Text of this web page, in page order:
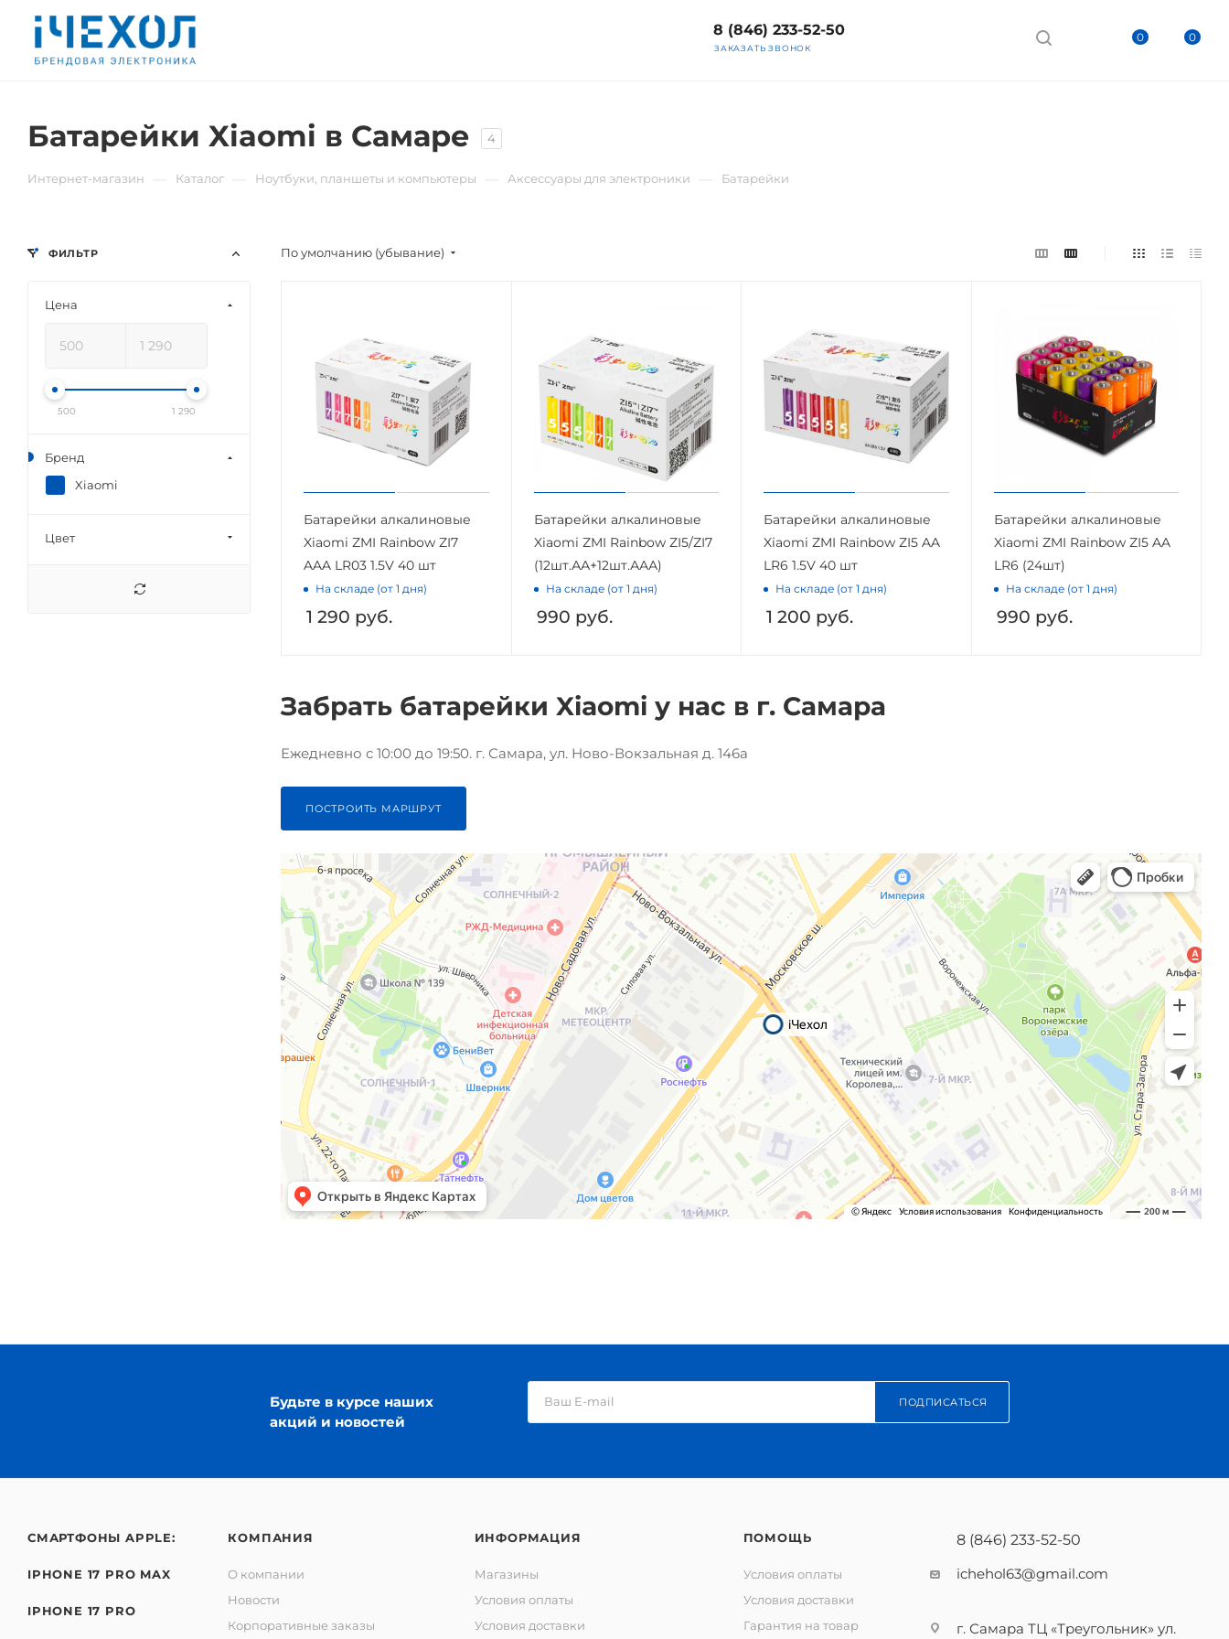
0 0
8 (846) 233-52-50
ЗАКАЗАТЬ ЗВОНОК
Батарейки Xiaomi в Самаре 4
Интернет-магазин Каталог Ноутбуки, планшеты и компьютеры Аксессуары для электроники Батарейки
По умолчанию (убывание)
Батарейки алкалиновые
Xiaomi ZMI Rainbow ZI7
AAA LR03 1.5V 40 шт
На складе (от 1 дня)
1 290 руб.
Батарейки алкалиновые
Xiaomi ZMI Rainbow ZI5/ZI7
(12шт.АА+12шт.ААА)
На складе (от 1 дня)
990 руб.
Батарейки алкалиновые
Xiaomi ZMI Rainbow ZI5 AA
LR6 1.5V 40 шт
На складе (от 1 дня)
1 200 руб.
Батарейки алкалиновые
Xiaomi ZMI Rainbow ZI5 AA
LR6 (24шт)
На складе (от 1 дня)
990 руб.
Забрать батарейки Xiaomi у нас в г. Самара
Ежедневно с 10:00 до 19:50. г. Самара, ул. Ново-Вокзальная д. 146а
ПОСТРОИТЬ МАРШРУТ
ФИЛЬТР
Цена
500 1 290
Бренд
Xiaomi
Цвет
Будьте в курсе наших
акций и новостей
ПОДПИСАТЬСЯ
СМАРТФОНЫ APPLE:
IPHONE 17 PRO MAX
IPHONE 17 PRO
КОМПАНИЯ
О компании
Новости
Корпоративные заказы
ИНФОРМАЦИЯ
Магазины
Условия оплаты
Условия доставки
ПОМОЩЬ
Условия оплаты
Условия доставки
Гарантия на товар
8 (846) 233-52-50
ichehol63@gmail.com
г. Самара ТЦ «Треугольник» ул.